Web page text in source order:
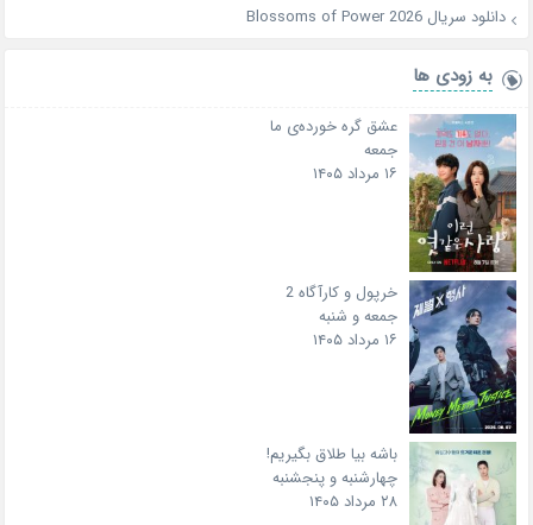
دانلود سریال Blossoms of Power 2026
به زودی ها
عشق گره خورده‌ی ما
جمعه
۱۶ مرداد ۱۴۰۵
خرپول و کارآگاه 2
جمعه و شنبه
۱۶ مرداد ۱۴۰۵
باشه بیا طلاق بگیریم!
چهارشنبه و پنجشنبه
۲۸ مرداد ۱۴۰۵